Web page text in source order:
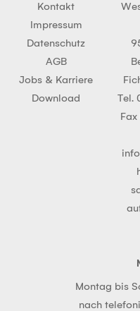
Kontakt
Impressum
Datenschutz
AGB
Jobs & Karriere
Download
Tel.
Montag bis
nach